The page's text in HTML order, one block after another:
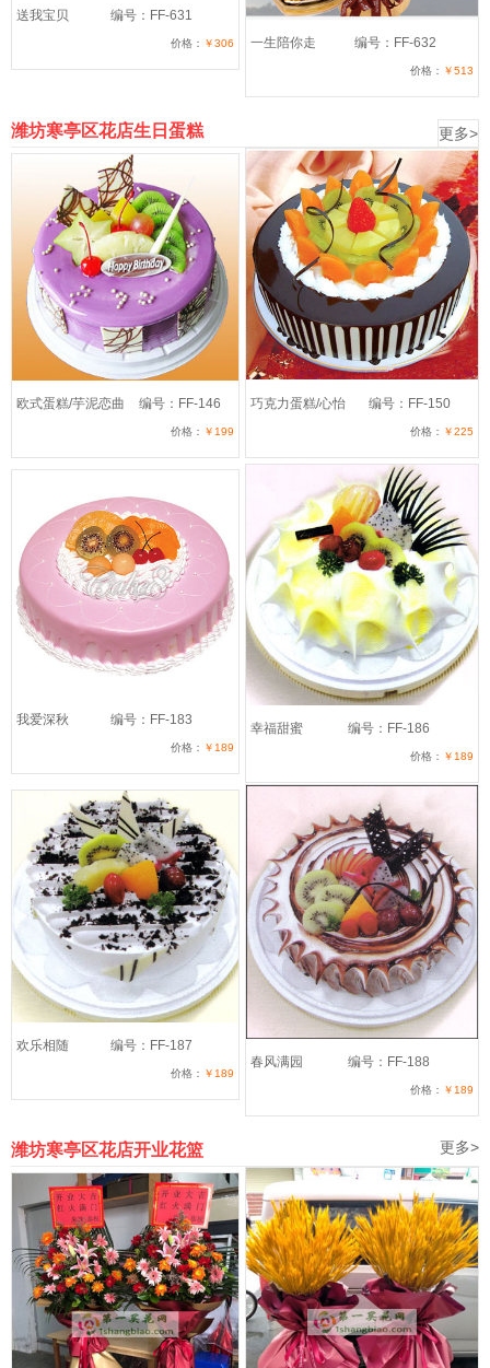
送我宝贝 编号：FF-631
价格： ￥306 一生陪你走 编号：FF-632
价格： ￥513
潍坊寒亭区花店生日蛋糕 更多>
欧式蛋糕/芋泥恋曲 编号：FF-146
价格： ￥199
巧克力蛋糕/心怡 编号：FF-150
价格： ￥225
我爱深秋 编号：FF-183
价格： ￥189
幸福甜蜜 编号：FF-186
价格： ￥189
欢乐相随 编号：FF-187
价格： ￥189
春风满园 编号：FF-188
价格： ￥189
潍坊寒亭区花店开业花篮 更多>